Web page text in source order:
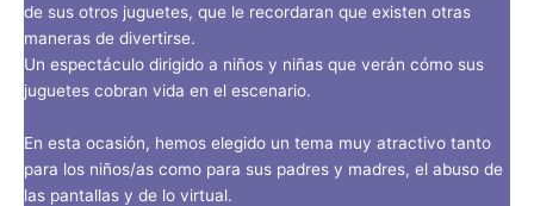
de sus otros juguetes, que le recordaran que existen otras
maneras de divertirse.
Un espectáculo dirigido a niños y niñas que verán cómo sus
juguetes cobran vida en el escenario.
En esta ocasión, hemos elegido un tema muy atractivo tanto
para los niños/as como para sus padres y madres, el abuso de
las pantallas y de lo virtual.